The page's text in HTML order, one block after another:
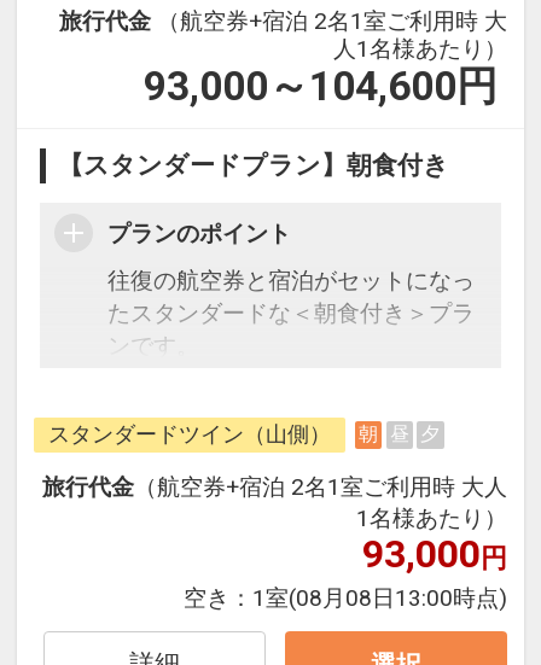
旅行代金
（航空券+宿泊 2名1室ご利用時 大
人1名様あたり）
93,000～104,600 円
【スタンダードプラン】朝食付き
プランのポイント
往復の航空券と宿泊がセットになっ
たスタンダードな＜朝食付き＞プラ
ンです。
できるダイナミックパッケージだか
ら、一都市滞在はもちろん周遊旅行
にも最適！
旅行期間中の1泊だけの宿泊や延
泊・飛び泊なども自由自在です。
フライトは、安心のJAL（または
JALグループ）確約！フライトマイ
ル50%貯まります。
スタンダードツイン（山側） 朝 昼 夕
旅行代金 （航空券+宿泊 2名1室ご利用時 大人
1名様あたり）
93,000円
空き： 1室(08月08日13:00時点)